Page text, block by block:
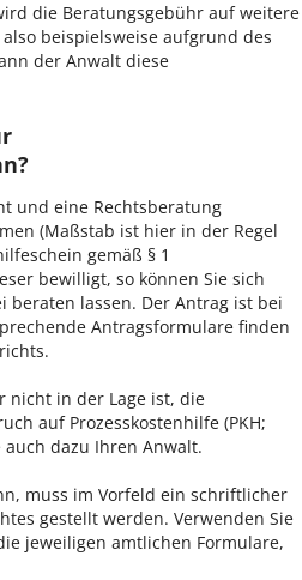
die Beratungsgebühr auf weitere
beispielsweise aufgrund des
der Anwalt diese
und eine Rechtsberatung
(Maßstab ist hier in der Regel
gemäß § 1
bewilligt, so können Sie sich
beraten lassen. Der Antrag ist bei
Antragsformulare finden
nicht in der Lage ist, die
auf Prozesskostenhilfe (PKH;
auch dazu Ihren Anwalt.
muss im Vorfeld ein schriftlicher
gestellt werden. Verwenden Sie
jeweiligen amtlichen Formulare,